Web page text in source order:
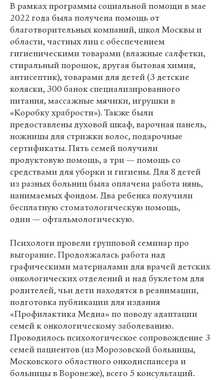
В рамках программы социальной помощи в мае
2022 года была получена помощь от
благотворительных компаний, школ Москвы и
области, частных лиц с обеспечением
гигиеническими товарами (влажные салфетки,
стиральный порошок, другая бытовая химия,
антисептик), товарами для детей (3 детские
коляски, 300 банок специализированного
питания, массажные мячики, игрушки в
«Коробку храбрости»). Также были
предоставлены духовой шкаф, варочная панель,
ножницы для стрижки волос, подарочные
сертификаты. Пять семей получили
продуктовую помощь, а три — помощь со
средствами для уборки и гигиены. Для 8 детей
из разных больниц была оплачена работа нянь,
нанимаемых фондом. Два ребенка получили
бесплатную стоматологическую помощь,
один — офтальмологическую.
Психологи провели групповой семинар про
выгорание. Продолжалась работа над
графическими материалами для врачей детских
онкологических отделений и над буклетом для
родителей, чьи дети находятся в реанимации,
подготовка публикации для издания
«Профилактика Медиа» по поводу адаптации
семей к онкологическому заболеванию.
Проводилось психологическое сопровождение 3
семей пациентов (из Морозовской больницы,
Московского областного онкодиспансера и
больницы в Воронеже), всего 5 консультаций.